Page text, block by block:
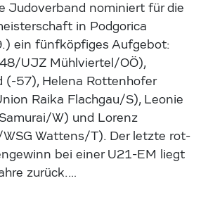
Judoverband nominiert für die
in Podgorica
ein fünfköpfiges Aufgebot:
UJZ Mühlviertel/OÖ),
(-57), Helena Rottenhofer
Raika Flachgau/S), Leonie
W) und Lorenz
Wattens/T). Der letzte rot-
bei einer U21-EM liegt
zurück.…